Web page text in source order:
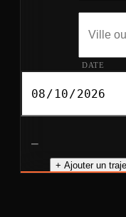
DATE
−
+ Ajouter un